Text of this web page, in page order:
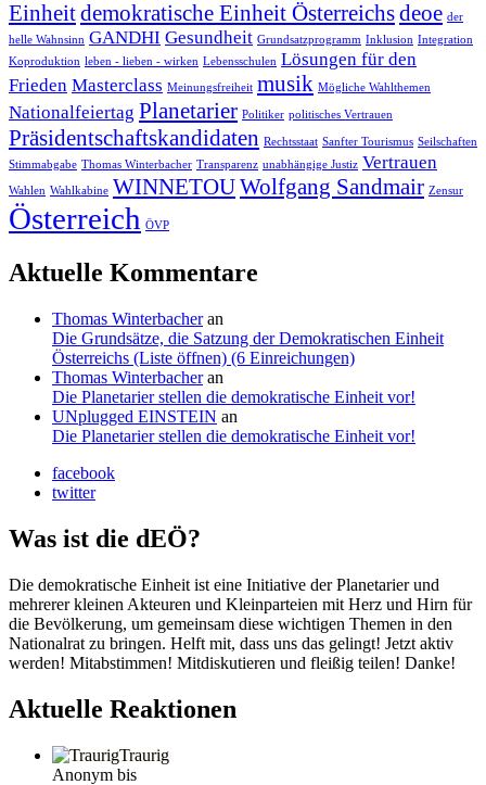
Einheitdemokratische Einheit Österreichsdeoe der
helle Wahnsinn GANDHI Gesundheit Grundsatzprogramm Inklusion Integration
Koproduktion leben - lieben - wirken Lebensschulen Lösungen für den
Frieden Masterclass Meinungsfreiheit musik Mögliche Wahlthemen
Nationalfeiertag Planetarier Politiker politisches Vertrauen
Präsidentschaftskandidaten Rechtsstaat Sanfter Tourismus Seilschaften
Stimmabgabe Thomas Winterbacher Transparenz unabhängige Justiz Vertrauen
Wahlen Wahlkabine WINNETOUWolfgang Sandmair Zensur
Österreich ÖVP
Aktuelle Kommentare
Thomas Winterbacheran
Die Grundsätze, die Satzung der Demokratischen Einheit
Österreichs (Liste öffnen) (6 Einreichungen)
Thomas Winterbacheran
Die Planetarier stellen die demokratische Einheit vor!
UNplugged EINSTEIN an
Die Planetarier stellen die demokratische Einheit vor!
facebook
twitter
Was ist die dEÖ?
Die demokratische Einheit ist eine Initiative der Planetarier und
mehrerer kleinen Akteuren und Kleinparteien mit Herz und Hirn für
die Bevölkerung, um gemeinsam diese wichtigen Themen in den
Nationalrat zu bringen. Helft mit, dass uns das gelingt! Jetzt aktiv
werden! Mitabstimmen! Mitdiskutieren und fleißig teilen! Danke!
Aktuelle Reaktionen
Traurig
Anonym bis